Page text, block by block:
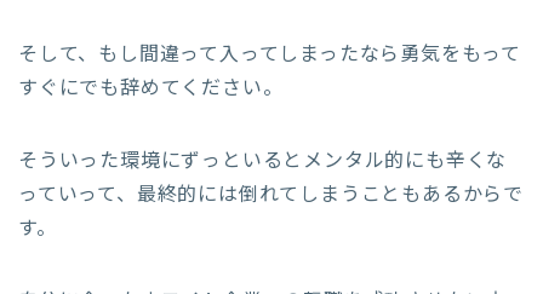
そして、もし間違って入ってしまったなら勇気をもって
すぐにでも辞めてください。
そういった環境にずっといるとメンタル的にも辛くな
っていって、最終的には倒れてしまうこともあるからで
す。